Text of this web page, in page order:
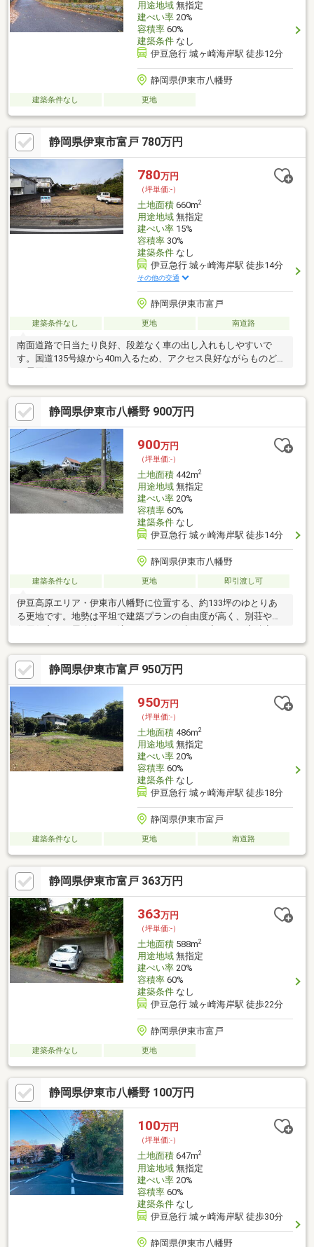
用途地域無指定
建ぺい率20%
容積率60%
建築条件なし
伊豆急行 城ヶ崎海岸駅 徒歩12分
静岡県伊東市八幡野
建築条件なし 更地
静岡県伊東市富戸 780万円
780万円
（坪単価:-）
土地面積660m2
用途地域無指定
建ぺい率15%
容積率30%
建築条件なし
伊豆急行 城ヶ崎海岸駅 徒歩14分
その他の交通
静岡県伊東市富戸
建築条件なし 更地 南道路
南面道路で日当たり良好、段差なく車の出し入れもしやすいで
す。国道135号線から40m入るため、アクセス良好ながらものどか
静岡県伊東市八幡野 900万円
900万円
（坪単価:-）
土地面積442m2
用途地域無指定
建ぺい率20%
容積率60%
建築条件なし
伊豆急行 城ヶ崎海岸駅 徒歩14分
静岡県伊東市八幡野
建築条件なし 更地 即引渡し可
伊豆高原エリア・伊東市八幡野に位置する、約133坪のゆとりあ
る更地です。地勢は平坦で建築プランの自由度が高く、別荘や移
60％の低密度エリアのため、自然に囲まれた落ち着いた住環境が
魅力です。公営水道利用可能でインフラ面も安心。900万円とい
う価格帯も魅力で、初めてのリゾート用地やセカンドハウス用地
としてもご検討いただけます。
静岡県伊東市富戸 950万円
950万円
（坪単価:-）
土地面積486m2
用途地域無指定
建ぺい率20%
容積率60%
建築条件なし
伊豆急行 城ヶ崎海岸駅 徒歩18分
静岡県伊東市富戸
建築条件なし 更地 南道路
静岡県伊東市富戸 363万円
363万円
（坪単価:-）
土地面積588m2
用途地域無指定
建ぺい率20%
容積率60%
建築条件なし
伊豆急行 城ヶ崎海岸駅 徒歩22分
静岡県伊東市富戸
建築条件なし 更地
静岡県伊東市八幡野 100万円
100万円
（坪単価:-）
土地面積647m2
用途地域無指定
建ぺい率20%
容積率60%
建築条件なし
伊豆急行 城ヶ崎海岸駅 徒歩30分
静岡県伊東市八幡野